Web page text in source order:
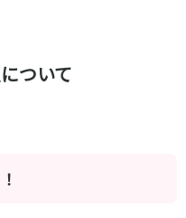
ついて
駅
目駅